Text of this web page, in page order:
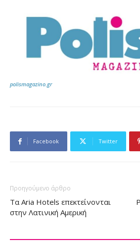
polismagazino.gr
Facebook Twitter
Προηγούμενο άρθρο
Τα Aria Hotels επεκτείνονται
στην Λατινική Αμερική